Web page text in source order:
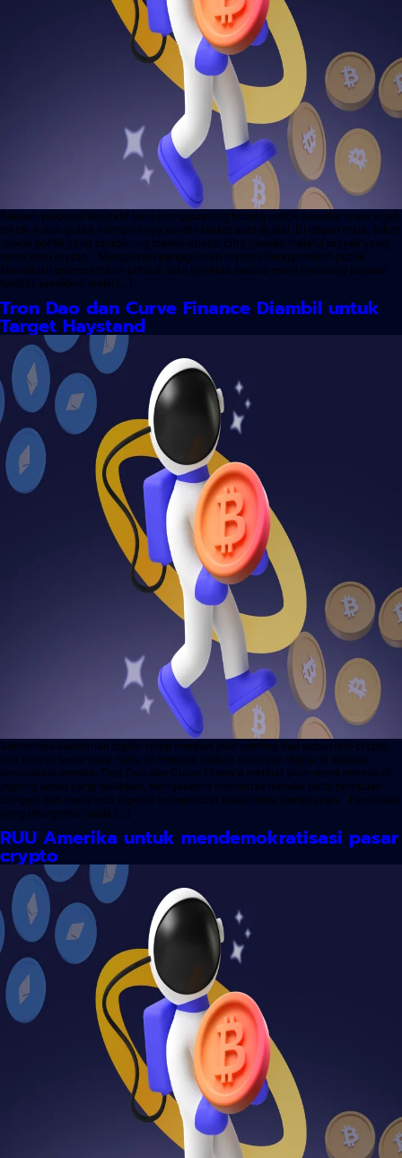
Sebuah proposal legislatif baru mengguncang bidang politik Amerika: mencegah
tokoh -tokoh publik memperkaya sendiri berkat aset digital. Di depan mata, tokoh
-tokoh politik yang cenderung memonetisasi citra mereka melalui proyek yang
sama atau crypto. Mengawasi penggunaan cryptos dengan tokoh publik
Memblokir promosi token pribadi: teks tersebut secara resmi melarang pejabat
terpilih, presiden, wakil […]
Tron Dao dan Curve Finance Diambil untuk
Target Haystand
Sementara keamanan digital tetap menjadi pilar penting dari ekosistem crypto,
dua proyek besar baru -baru ini menjadi korban serangan digital di saluran
komunikasi mereka. Tron Dao dan Curve Finance melihat akun resmi mereka di
jejaring sosial yang dialihkan, mengekspos komunitas mereka pada penipuan
canggih dan menyoroti urgensi memperkuat mekanisme pertahanan. Peretasan
yang ditargetkan pada […]
RUU Amerika untuk mendemokratisasi pasar
crypto